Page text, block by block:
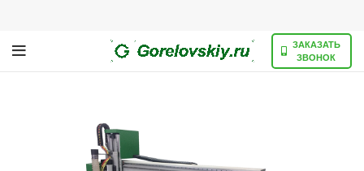
ЗАКАЗАТЬ
ЗВОНОК